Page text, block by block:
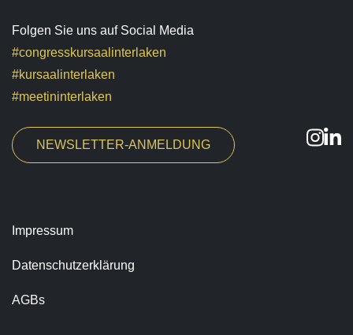
Impressum
Datenschutzerklärung
AGBs
Folgen Sie uns auf Social Media
#congresskursaalinterlaken
#kursaalinterlaken
#meetininterlaken
NEWSLETTER-ANMELDUNG